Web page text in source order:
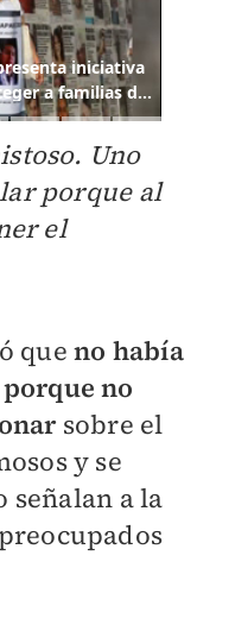
Uno
porque al
el
queno había
no
sobre el
y se
señalan a la